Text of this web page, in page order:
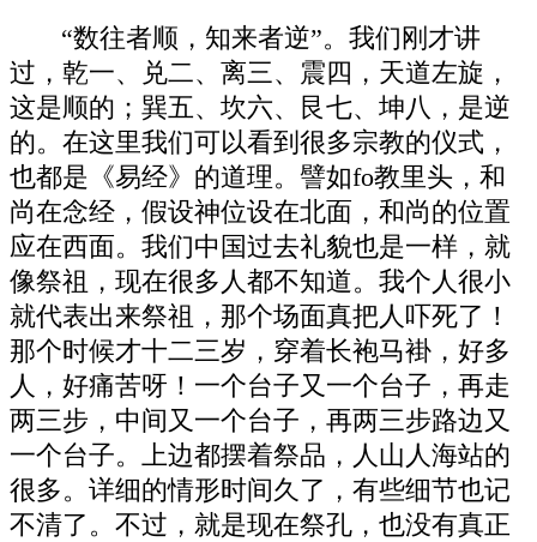
“数往者顺，知来者逆”。我们刚才讲
过，乾一、兑二、离三、震四，天道左旋，
这是顺的；巽五、坎六、艮七、坤八，是逆
的。在这里我们可以看到很多宗教的仪式，
也都是《易经》的道理。譬如fo教里头，和
尚在念经，假设神位设在北面，和尚的位置
应在西面。我们中国过去礼貌也是一样，就
像祭祖，现在很多人都不知道。我个人很小
就代表出来祭祖，那个场面真把人吓死了！
那个时候才十二三岁，穿着长袍马褂，好多
人，好痛苦呀！一个台子又一个台子，再走
两三步，中间又一个台子，再两三步路边又
一个台子。上边都摆着祭品，人山人海站的
很多。详细的情形时间久了，有些细节也记
不清了。不过，就是现在祭孔，也没有真正